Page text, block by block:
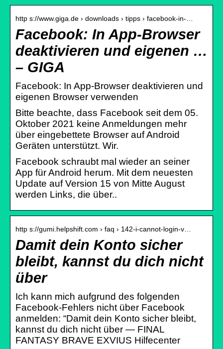
http s://www.giga.de › downloads › tipps › facebook-in-…
Facebook: In App-Browser
deaktivieren und eigenen …
– GIGA
Facebook: In App-Browser deaktivieren und
eigenen Browser verwenden
Bitte beachte, dass Facebook seit dem 05.
Oktober 2021 keine Anmeldungen mehr
über eingebettete Browser auf Android
Geräten unterstützt. Wir.
Facebook schraubt mal wieder an seiner
App für Android herum. Mit dem neuesten
Update auf Version 15 von Mitte August
werden Links, die über..
http s://gumi.helpshift.com › faq › 142-i-cannot-login-v…
Damit dein Konto sicher
bleibt, kannst du dich nicht
über
Ich kann mich aufgrund des folgenden
Facebook-Fehlers nicht über Facebook
anmelden: “Damit dein Konto sicher bleibt,
kannst du dich nicht über — FINAL
FANTASY BRAVE EXVIUS Hilfecenter